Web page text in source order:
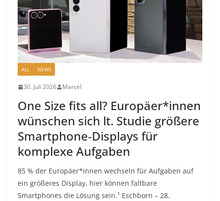
ALL NEWS
30. Juli 2026 Marcel
One Size fits all? Europäer*innen
wünschen sich lt. Studie größere
Smartphone-Displays für
komplexe Aufgaben
85 % der Europäer*innen wechseln für Aufgaben auf
ein größeres Display, hier können faltbare
Smartphones die Lösung sein.¹ Eschborn – 28.